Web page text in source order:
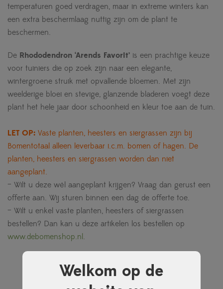
Welkom op de
temperaturen goed verdragen, maar in extreme winters kan
een extra beschermlaag nuttig zijn om de plant te
beschermen.
De Rhododendron ‘Arends Favorit’ is een prachtige keuze
voor tuiniers die op zoek zijn naar een elegante,
wintergroene struik met opvallende bloemen. Met zijn
weelderige bloei en stevige, glanzende bladeren voegt deze
plant het hele jaar door schoonheid en kleur toe aan de tuin.
LET OP: Vaste planten, heesters en siergrassen zijn bij
Bomentotaal alleen leverbaar i.c.m. bomen of hagen. De
planten, heesters en siergrassen worden dan niet
aangeplant.
– Wilt u deze wél aangeplant krijgen? Vraag dan gerust een
offerte aan. Wij sturen binnen een dag de offerte toe.
– Wilt u enkel vaste planten, heesters of siergrassen
bestellen? Dan kan u deze artikelen los bestellen op
www.debomenshop.nl.